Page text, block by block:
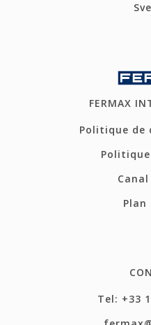
FERMAX
Politique
Plan
Tel: +33